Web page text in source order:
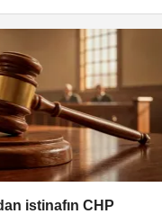
istinafın CHP